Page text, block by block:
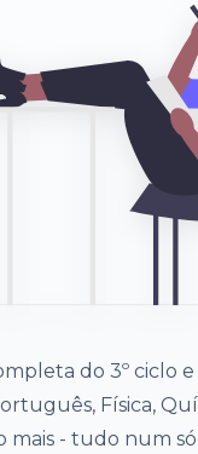
do 3º ciclo
Física,
mais - tudo num